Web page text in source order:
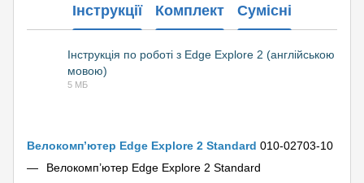
Інструкції Комплект Сумісні
Інструкція по роботі з Edge Explore 2 (англійською
мовою)
5 МБ
Велокомп’ютер Edge Explore 2 Standard 010-02703-10
Велокомп’ютер Edge Explore 2 Standard